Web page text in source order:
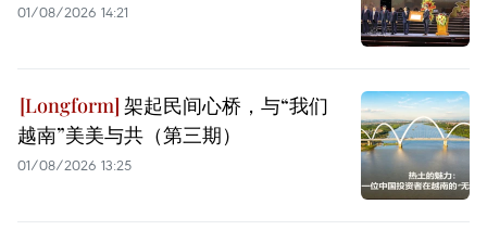
01/08/2026 14:21
架起民间心桥，与“我们
越南”美美与共（第三期）
01/08/2026 13:25